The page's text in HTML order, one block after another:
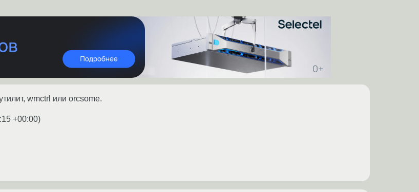
wmctrl или orcsome.
+00:00)